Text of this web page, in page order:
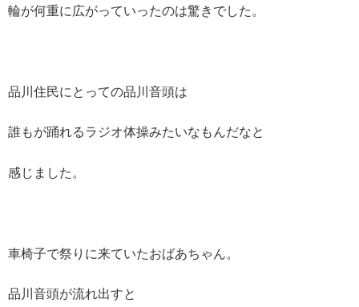
輪が何重に広がっていったのは驚きでした。
品川住民にとっての品川音頭は
誰もが踊れるラジオ体操みたいなもんだなと
感じました。
車椅子で祭りに来ていたおばあちゃん。
品川音頭が流れ出すと